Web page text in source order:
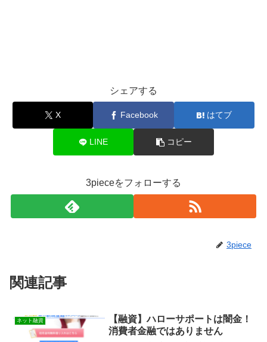
シェアする
X Facebook はてブ
LINE コピー
3pieceをフォローする
3piece
関連記事
ネット融資
【融資】ハローサポートは闇金！
消費者金融ではありません